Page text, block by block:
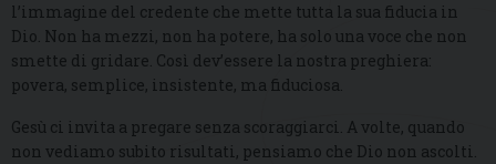
l’immagine del credente che mette tutta la sua fiducia in
Dio. Non ha mezzi, non ha potere, ha solo una voce che non
smette di gridare. Così dev’essere la nostra preghiera:
povera, semplice, insistente, ma fiduciosa.
Gesù ci invita a pregare senza scoraggiarci. A volte, quando
non vediamo subito risultati, pensiamo che Dio non ascolti.